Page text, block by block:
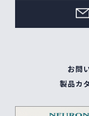
お問
製品カ